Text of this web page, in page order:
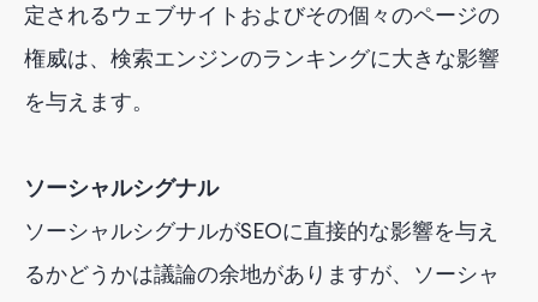
定されるウェブサイトおよびその個々のページの
権威は、検索エンジンのランキングに大きな影響
を与えます。
ソーシャルシグナル
ソーシャルシグナルがSEOに直接的な影響を与え
るかどうかは議論の余地がありますが、ソーシャ